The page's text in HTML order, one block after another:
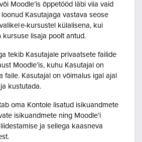
Moodle’is õppetööd läbi viia vaid
loonud Kasutajaga vastava seose
e-kursustel külalisena, kui
kursuse lisaja poolt antud.
tekib Kasutajale privaatsete failide
Moodle’is, kuhu Kasutajal on
faile. Kasutajal on võimalus igal ajal
kustutada.
oma Kontole lisatud isikuandmete
isikuandmete ning Moodle’i
ja sellega kaasneva